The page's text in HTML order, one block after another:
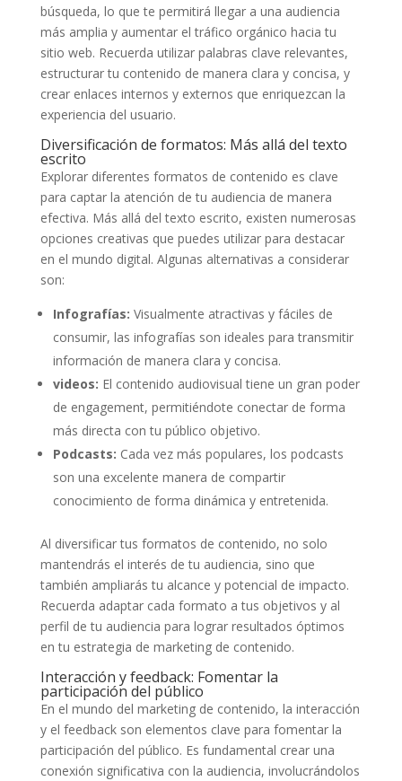
búsqueda,‌ lo ⁣que te permitirá llegar a‌ una ⁤audiencia
más amplia y aumentar el tráfico orgánico hacia tu
sitio web. Recuerda ⁤utilizar palabras clave relevantes,
estructurar tu⁣ contenido de manera clara y concisa,⁣ y⁤
crear enlaces internos y externos que enriquezcan ​la
experiencia del‌ usuario.
Diversificación de formatos: Más allá del texto⁤
escrito
Explorar diferentes formatos de contenido es clave
para captar la atención de ⁣tu audiencia de manera
efectiva. Más allá del texto escrito, existen numerosas
‌opciones creativas que‌ puedes utilizar para destacar
en el mundo digital. Algunas alternativas a considerar
son:
Infografías: Visualmente atractivas y fáciles de
consumir, las infografías son ideales para⁤ transmitir
información de manera clara y concisa.
videos: El ⁣contenido audiovisual tiene un‌ gran poder
de ‌engagement, permitiéndote⁣ conectar de forma
más directa con tu público⁣ objetivo.
Podcasts: Cada vez ⁤más populares, los podcasts
son ​una excelente manera ⁣de compartir
⁤conocimiento de forma dinámica y entretenida.
Al diversificar tus formatos‌ de contenido, no solo
mantendrás el interés de tu⁤ audiencia, sino que
también ampliarás tu alcance y potencial de impacto.
Recuerda adaptar cada ‍formato a tus objetivos y ⁤al
perfil de tu audiencia⁤ para​ lograr ⁤resultados óptimos
en‌ tu estrategia de marketing de contenido.
Interacción y feedback: Fomentar la
⁢participación ⁤del‌ público
En el mundo del marketing de contenido, la interacción
y el feedback son ‍elementos clave para‌ fomentar la
participación del público.​ Es fundamental crear una
conexión ⁤significativa ‍con‍ la audiencia, involucrándolos